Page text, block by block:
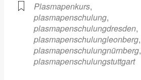
Plasmapenkurs,
plasmapenschulung,
plasmapenschulungdresden,
plasmapenschulungleonberg,
plasmapenschulungnürnberg,
plasmapenschulungstuttgart